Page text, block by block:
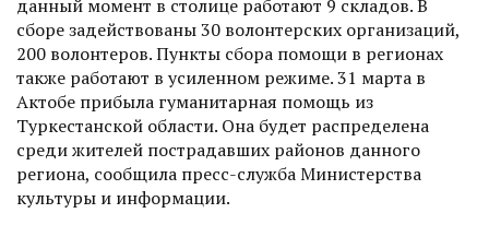
данный момент в столице работают 9 складов. В
сборе задействованы 30 волонтерских организаций,
200 волонтеров. Пункты сбора помощи в регионах
также работают в усиленном режиме. 31 марта в
Актобе прибыла гуманитарная помощь из
Туркестанской области. Она будет распределена
среди жителей пострадавших районов данного
региона, сообщила пресс-служба Министерства
культуры и информации.